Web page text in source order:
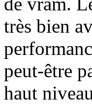
très bien
peut-être
haut